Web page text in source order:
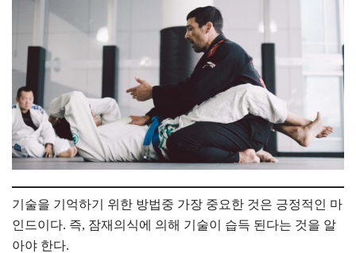
기술을 기억하기 위한 방법중 가장 중요한 것은 긍정적인 마
인드이다. 즉, 잠재의식에 의해 기술이 습득 된다는 것을 알
아야 한다.